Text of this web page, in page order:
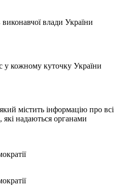
влади України
у кожному куточку України
містить інформацію про всі
які надаються органами